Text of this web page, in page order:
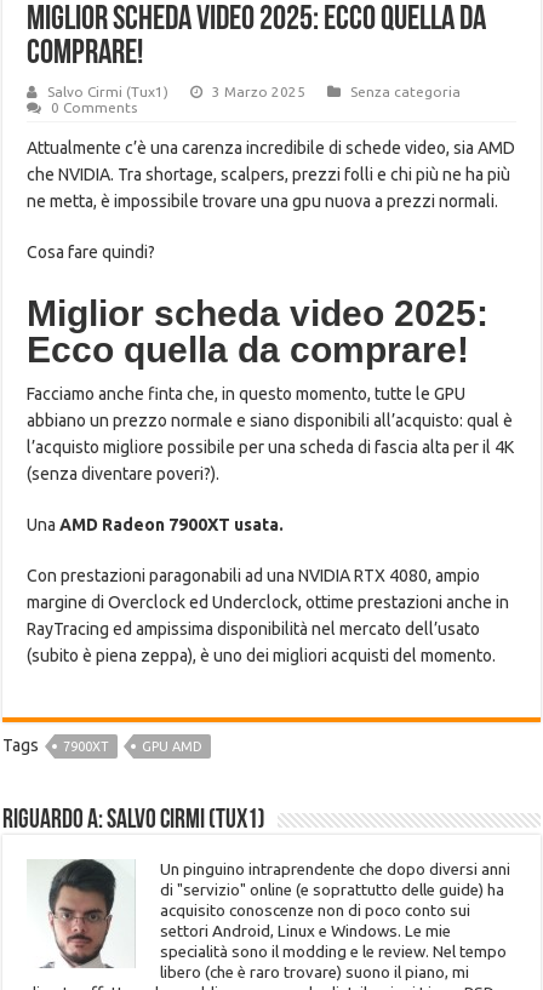
Miglior scheda video 2025: Ecco quella da
comprare!
Salvo Cirmi (Tux1) 3 Marzo 2025
Senza categoria
0 Comments
Attualmente c’è una carenza incredibile di schede video, sia AMD
che NVIDIA. Tra shortage, scalpers, prezzi folli e chi più ne ha più
ne metta, è impossibile trovare una gpu nuova a prezzi normali.
Cosa fare quindi?
Miglior scheda video 2025:
Ecco quella da comprare!
Facciamo anche finta che, in questo momento, tutte le GPU
abbiano un prezzo normale e siano disponibili all’acquisto: qual è
l’acquisto migliore possibile per una scheda di fascia alta per il 4K
(senza diventare poveri?).
UnaAMD Radeon 7900XT usata.
Con prestazioni paragonabili ad una NVIDIA RTX 4080, ampio
margine di Overclock ed Underclock, ottime prestazioni anche in
RayTracing ed ampissima disponibilità nel mercato dell’usato
(subito è piena zeppa), è uno dei migliori acquisti del momento.
Tags 7900XT GPU AMD
Riguardo a: Salvo Cirmi (Tux1)
Un pinguino intraprendente che dopo diversi anni
di "servizio" online (e soprattutto delle guide) ha
acquisito conoscenze non di poco conto sui
settori Android, Linux e Windows. Le mie
specialità sono il modding e le review. Nel tempo
libero (che è raro trovare) suono il piano, mi